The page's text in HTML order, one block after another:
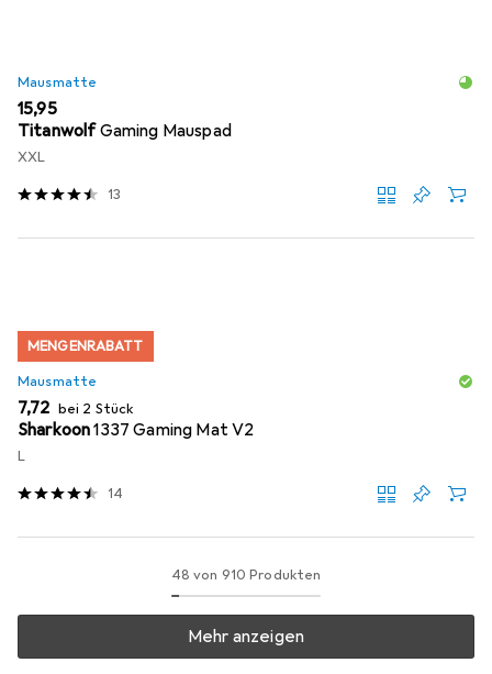
Mausmatte
EUR
15,95
TitanwolfGaming Mauspad
XXL
13
MENGENRABATT
Mausmatte
EUR
7,72 bei 2 Stück
Sharkoon1337 Gaming Mat V2
L
14
48 von 910 Produkten
Mehr anzeigen